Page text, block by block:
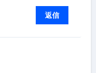
返信